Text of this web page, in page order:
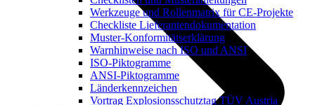
Werkzeuge und Rollenmatrix für CE-Projekte
Checkliste Lieferantendokumentation
Muster-Konformitätserklärung
Warnhinweise nach ISO und ANSI
ISO-Piktogramme
ANSI-Piktogramme
Länderkennzeichen
Vortrag Explosionsschutztag TÜV Austria